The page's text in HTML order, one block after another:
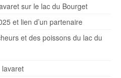
sur le lac du Bourget
et lien d’un partenaire
et des poissons du lac du
lavaret